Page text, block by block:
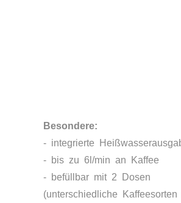
Besondere:
- integrierte
- bis zu 6l/min an Kaffee
- befüllbar mit 2 Dosen
(unterschiedliche Kaffeesorten